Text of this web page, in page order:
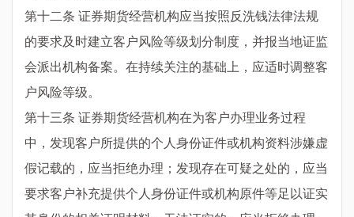
第十二条 证券期货经营机构应当按照反洗钱法律法规
的要求及时建立客户风险等级划分制度，并报当地证监
会派出机构备案。在持续关注的基础上，应适时调整客
户风险等级。
第十三条 证券期货经营机构在为客户办理业务过程
中，发现客户所提供的个人身份证件或机构资料涉嫌虚
假记载的，应当拒绝办理；发现存在可疑之处的，应当
要求客户补充提供个人身份证件或机构原件等足以证实